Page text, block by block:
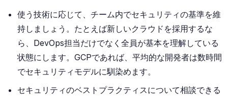
使う技術に応じて、チーム内でセキュリティの基準を維
持しましょう。たとえば新しいクラウドを採用するな
ら、DevOps担当だけでなく全員が基本を理解している
状態にします。GCPであれば、平均的な開発者は数時間
でセキュリティモデルに馴染めます。
セキュリティのベストプラクティスについて相談できる